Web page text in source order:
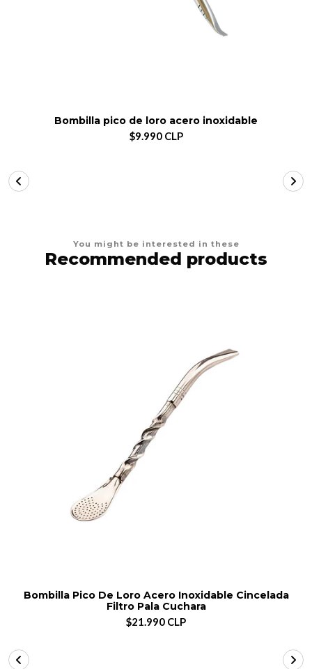
Bombilla pico de loro acero inoxidable
$9.990 CLP
You might be interested in these
Recommended products
Bombilla Pico De Loro Acero Inoxidable Cincelada
Filtro Pala Cuchara
$21.990 CLP